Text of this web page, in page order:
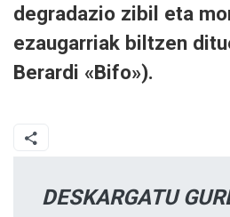
degradazio zibil eta
ezaugarriak biltzen
Berardi «Bifo»).
DESKARGATU